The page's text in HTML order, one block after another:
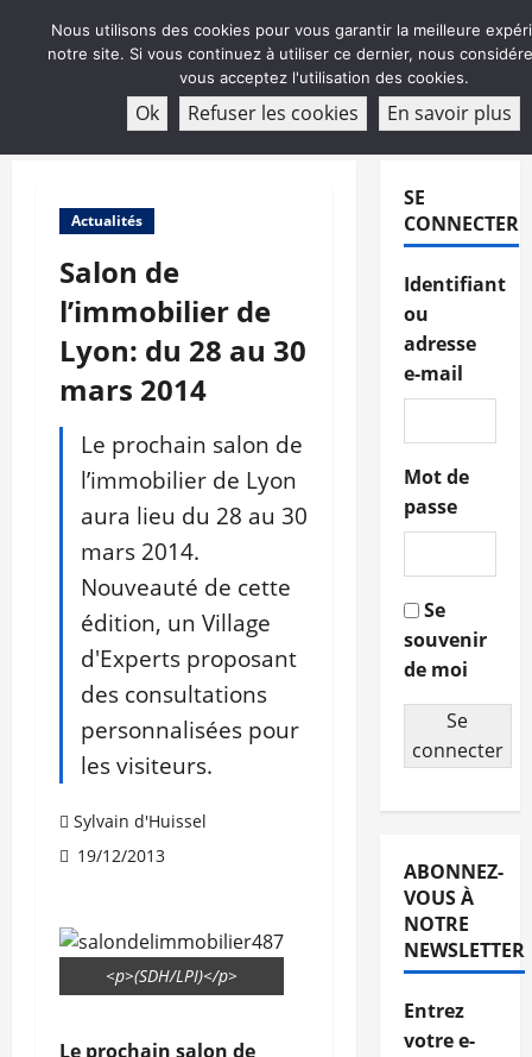
ABONNEMENT
Actualités
Salon de
l’immobilier de
Lyon: du 28 au 30
mars 2014
Le prochain salon de
l’immobilier de Lyon
aura lieu du 28 au 30
mars 2014.
Nouveauté de cette
édition, un Village
d'Experts proposant
des consultations
personnalisées pour
les visiteurs.
Sylvain d'Huissel
19/12/2013
<p>(SDH/LPI)</p>
Le prochain salon de
SE
CONNECTER
Identifiant
ou
adresse
e-mail
Mot de
passe
Se
souvenir
de moi
Se
connecter
ABONNEZ-
VOUS À
NOTRE
NEWSLETTER
Entrez
votre e-
Nous utilisons des cookies pour vous garantir la meilleure
notre site. Si vous continuez à utiliser ce dernier, nous
vous acceptez l'utilisation des cookies.
Ok Refuser les cookies En savoir plus